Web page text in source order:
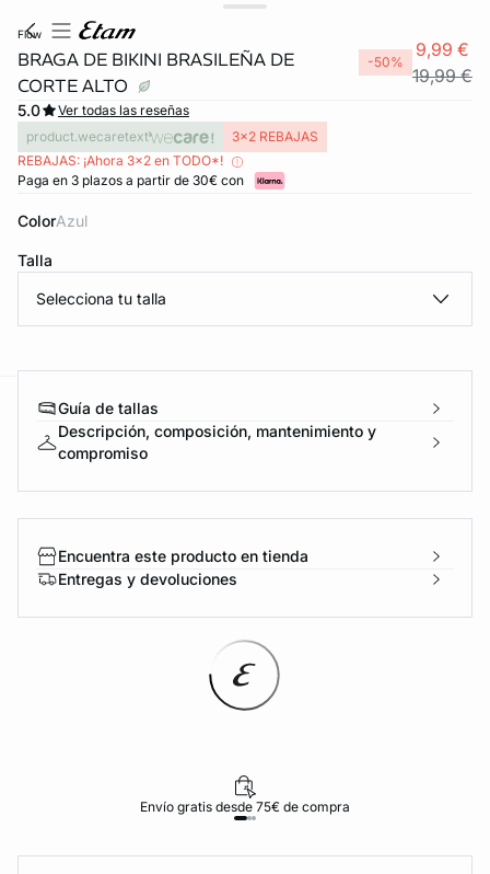
flow
BRAGA DE BIKINI BRASILEÑA DE
CORTE ALTO
-50%
9,99 €
19,99 €
5.0
Ver todas las reseñas
product.wecaretext
3x2 REBAJAS
REBAJAS: ¡Ahora 3x2 en TODO*!
Paga en 3 plazos a partir de 30€ con
Color azul
Talla
Selecciona tu talla
Guía de tallas
Descripción, composición, mantenimiento y
compromiso
Encuentra este producto en tienda
Entregas y devoluciones
Envío gratis desde 75€ de compra